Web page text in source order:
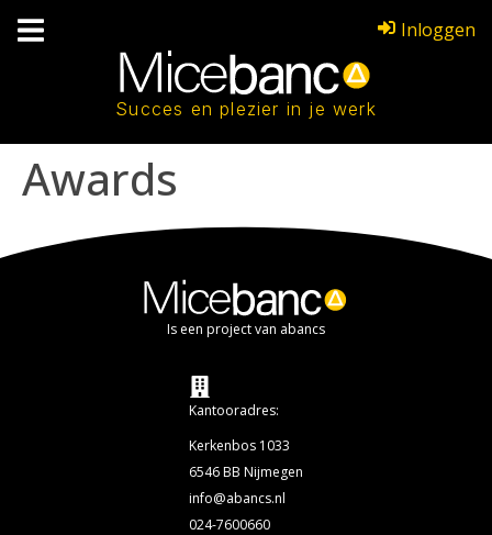
Inloggen
Succes en plezier in je werk
Awards
Is een project van abancs
Kantooradres:
Kerkenbos 1033
6546 BB Nijmegen
info@abancs.nl
024-7600660